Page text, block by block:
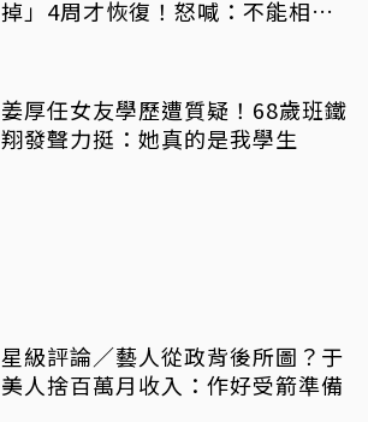
掉」4周才恢復！怒喊：不能相信
姜厚任女友學歷遭質疑！68歲班鐵
翔發聲力挺：她真的是我學生
星級評論／藝人從政背後所圖？于
美人捨百萬月收入：作好受箭準備